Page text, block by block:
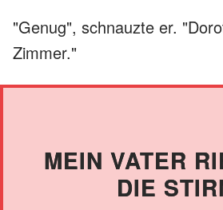
"Genug", schnauzte er.
Zimmer."
MEIN VATER
DIE